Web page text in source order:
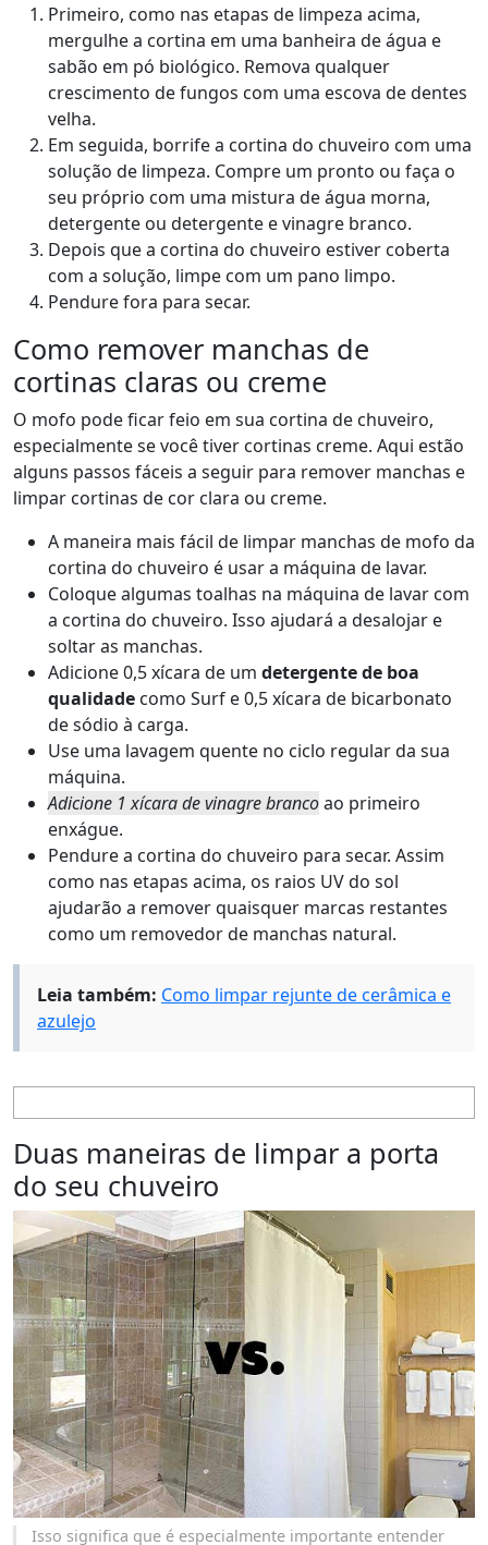
Primeiro, como nas etapas de limpeza acima,
mergulhe a cortina em uma banheira de água e
sabão em pó biológico. Remova qualquer
crescimento de fungos com uma escova de dentes
velha.
Em seguida, borrife a cortina do chuveiro com uma
solução de limpeza. Compre um pronto ou faça o
seu próprio com uma mistura de água morna,
detergente ou detergente e vinagre branco.
Depois que a cortina do chuveiro estiver coberta
com a solução, limpe com um pano limpo.
Pendure fora para secar.
Como remover manchas de
cortinas claras ou creme
O mofo pode ficar feio em sua cortina de chuveiro,
especialmente se você tiver cortinas creme. Aqui estão
alguns passos fáceis a seguir para remover manchas e
limpar cortinas de cor clara ou creme.
A maneira mais fácil de limpar manchas de mofo da
cortina do chuveiro é usar a máquina de lavar.
Coloque algumas toalhas na máquina de lavar com
a cortina do chuveiro. Isso ajudará a desalojar e
soltar as manchas.
Adicione 0,5 xícara de um detergente de boa
qualidade como Surf e 0,5 xícara de bicarbonato
de sódio à carga.
Use uma lavagem quente no ciclo regular da sua
máquina.
Adicione 1 xícara de vinagre brancoao primeiro
enxágue.
Pendure a cortina do chuveiro para secar. Assim
como nas etapas acima, os raios UV do sol
ajudarão a remover quaisquer marcas restantes
como um removedor de manchas natural.
Leia também: Como limpar rejunte de cerâmica e
azulejo
Duas maneiras de limpar a porta
do seu chuveiro
Isso significa que é especialmente importante entender